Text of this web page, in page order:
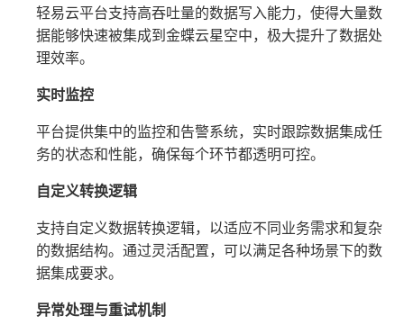
轻易云平台支持高吞吐量的数据写入能力，使得大量数
据能够快速被集成到金蝶云星空中，极大提升了数据处
理效率。
实时监控
平台提供集中的监控和告警系统，实时跟踪数据集成任
务的状态和性能，确保每个环节都透明可控。
自定义转换逻辑
支持自定义数据转换逻辑，以适应不同业务需求和复杂
的数据结构。通过灵活配置，可以满足各种场景下的数
据集成要求。
异常处理与重试机制